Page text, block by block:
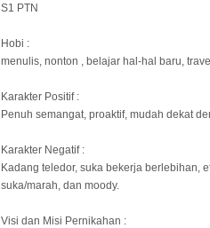
S1 PTN
Hobi :
menulis, nonton , belajar hal-hal baru,
Karakter Positif :
Penuh semangat, proaktif, mudah dekat
Karakter Negatif :
Kadang teledor, suka bekerja berlebihan,
suka/marah, dan moody.
Visi dan Misi Pernikahan :